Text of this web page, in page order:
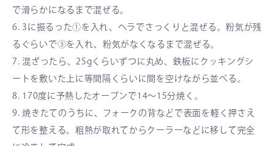
で滑らかになるまで混ぜる。
6. 3に振るった①を入れ、ヘラでさっくりと混ぜる。粉気が残
るぐらいで③を入れ、粉気がなくなるまで混ぜる。
7. 混ざったら、25gくらいずつに丸め、鉄板にクッキングシ
ートを敷いた上に等間隔くらいに間を空けながら並べる。
8. 170度に予熱したオーブンで14～15分焼く。
9. 焼きたてのうちに、フォークの背などで表面を軽く押さえ
て形を整える。粗熱が取れてからクーラーなどに移して完全